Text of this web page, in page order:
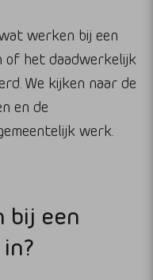
werken bij een
of het daadwerkelijk
We kijken naar de
en de
werk.
bij een